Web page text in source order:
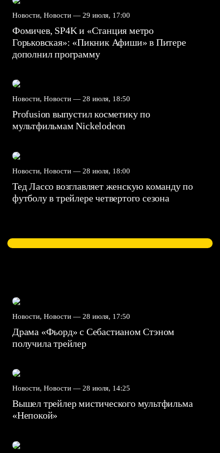
Новости, Новости — 29 июля, 17:00
Фомичев, SP4K и «Станция метро
Горьковская»: «Пикник Афиши» в Питере
дополнил программу
Новости, Новости — 28 июля, 18:50
Profusion выпустил косметику по
мультфильмам Nickelodeon
Новости, Новости — 28 июля, 18:00
Тед Лассо возглавляет женскую команду по
футболу в трейлере четвертого сезона
Новости, Новости — 28 июля, 17:50
Драма «Фьорд» с Себастианом Стэном
получила трейлер
Новости, Новости — 28 июля, 14:25
Вышел трейлер мистического мультфильма
«Непокой»